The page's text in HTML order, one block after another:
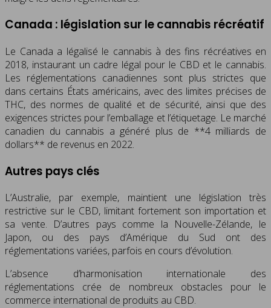
Canada : législation sur le cannabis récréatif
Le Canada a légalisé le cannabis à des fins récréatives en
2018, instaurant un cadre légal pour le CBD et le cannabis.
Les réglementations canadiennes sont plus strictes que
dans certains États américains, avec des limites précises de
THC, des normes de qualité et de sécurité, ainsi que des
exigences strictes pour l’emballage et l’étiquetage. Le marché
canadien du cannabis a généré plus de **4 milliards de
dollars** de revenus en 2022.
Autres pays clés
L’Australie, par exemple, maintient une législation très
restrictive sur le CBD, limitant fortement son importation et
sa vente. D’autres pays comme la Nouvelle-Zélande, le
Japon, ou des pays d’Amérique du Sud ont des
réglementations variées, parfois en cours d’évolution.
L’absence d’harmonisation internationale des
réglementations crée de nombreux obstacles pour le
commerce international de produits au CBD.